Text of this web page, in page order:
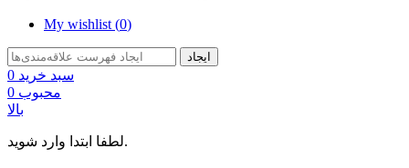
My wishlist (0)
ایجاد
سبد خرید 0
محبوب 0
بالا
لطفا ابتدا وارد شوید.